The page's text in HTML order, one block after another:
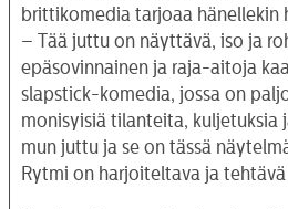
brittikomedia tarjoaa hänellekin
– Tää juttu on näyttävä, iso ja
epäsovinnainen ja raja-aitoja
slapstick-komedia, jossa on
monisyisiä tilanteita, kuljetuksia
mun juttu ja se on tässä
Rytmi on harjoiteltava ja